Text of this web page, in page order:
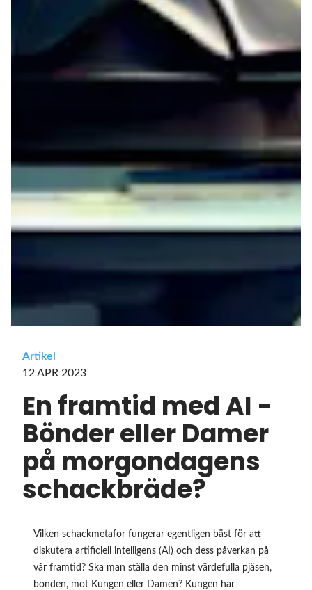
Artikel
12 APR 2023
En framtid med AI -
Bönder eller Damer
på morgondagens
schackbräde?
Vilken schackmetafor fungerar egentligen bäst för att
diskutera artificiell intelligens (AI) och dess påverkan på
vår framtid? Ska man ställa den minst värdefulla pjäsen,
bonden, mot Kungen eller Damen? Kungen har